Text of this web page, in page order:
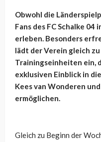
Obwohl die
Fans des FC Schalke
erleben. Besonders
lädt der Verein gleich
Trainingseinheiten ein,
exklusiven Einblick in
Kees van Wonderen
ermöglichen.
Gleich zu Beginn der